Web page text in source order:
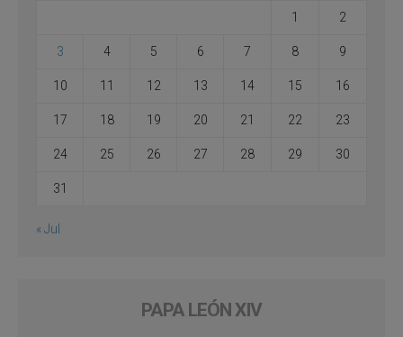
1 2
3 4 5 6 7 8 9
10 11 12 13 14 15 16
17 18 19 20 21 22 23
24 25 26 27 28 29 30
31
« Jul
PAPA LEÓN XIV